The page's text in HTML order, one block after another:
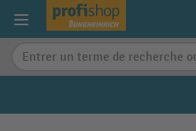
content